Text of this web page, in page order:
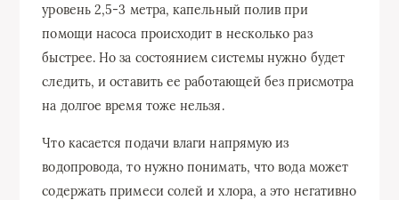
уровень 2,5-3 метра, капельный полив при
помощи насоса происходит в несколько раз
быстрее. Но за состоянием системы нужно будет
следить, и оставить ее работающей без присмотра
на долгое время тоже нельзя.
Что касается подачи влаги напрямую из
водопровода, то нужно понимать, что вода может
содержать примеси солей и хлора, а это негативно